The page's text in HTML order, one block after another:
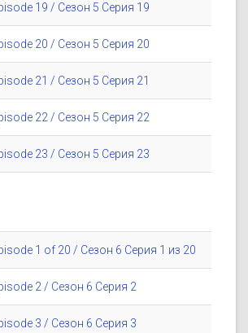
19 / Сезон 5 Серия 19
20 / Сезон 5 Серия 20
21 / Сезон 5 Серия 21
22 / Сезон 5 Серия 22
23 / Сезон 5 Серия 23
1 of 20 / Сезон 6 Серия 1 из 20
2 / Сезон 6 Серия 2
3 / Сезон 6 Серия 3